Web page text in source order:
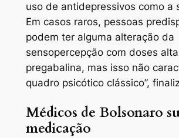
uso de antidepressivos como a
Em casos raros, pessoas
podem ter alguma alteração da
sensopercepção com doses
pregabalina, mas isso não
quadro psicótico clássico”,
Médicos de Bolsonaro
medicação